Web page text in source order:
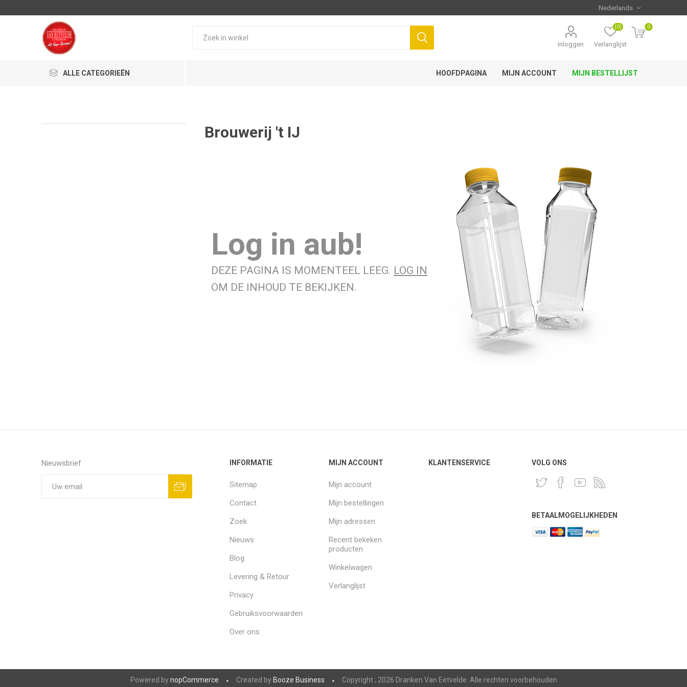
Inloggen Verlanglijst
(0) 0
ALLE CATEGORIEËN HOOFDPAGINA MIJN ACCOUNT MIJN BESTELLIJST
Brouwerij 't IJ
Log in aub!
DEZE PAGINA IS MOMENTEEL LEEG. LOG IN
OM DE INHOUD TE BEKIJKEN.
Nieuwsbrief INFORMATIE
Sitemap
Contact
Zoek
Nieuws
Blog
Levering & Retour
Privacy
Gebruiksvoorwaarden
Over ons
MIJN ACCOUNT
Mijn account
Mijn bestellingen
Mijn adressen
Recent bekeken
producten
Winkelwagen
Verlanglijst
KLANTENSERVICE VOLG ONS
BETAALMOGELIJKHEDEN
Powered bynopCommerce Created by Booze Business Copyright ; 2026 Dranken Van Eetvelde. Alle rechten voorbehouden